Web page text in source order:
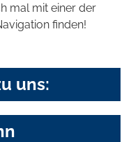
mal mit einer der
finden!
uns: